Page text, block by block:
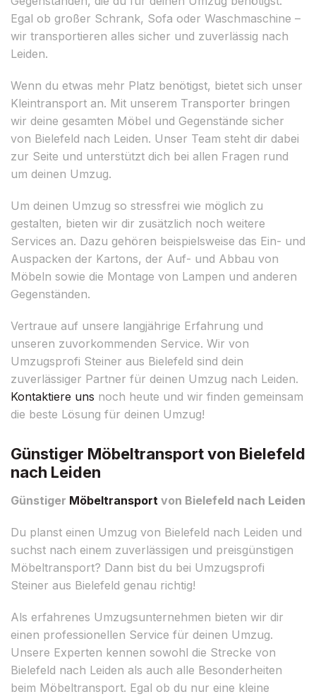
Egal ob großer Schrank, Sofa oder Waschmaschine –
wir transportieren alles sicher und zuverlässig nach
Leiden.
Wenn du etwas mehr Platz benötigst, bietet sich unser
Kleintransport an. Mit unserem Transporter bringen
wir deine gesamten Möbel und Gegenstände sicher
von Bielefeld nach Leiden. Unser Team steht dir dabei
zur Seite und unterstützt dich bei allen Fragen rund
um deinen Umzug.
Um deinen Umzug so stressfrei wie möglich zu
gestalten, bieten wir dir zusätzlich noch weitere
Services an. Dazu gehören beispielsweise das Ein- und
Auspacken der Kartons, der Auf- und Abbau von
Möbeln sowie die Montage von Lampen und anderen
Gegenständen.
Vertraue auf unsere langjährige Erfahrung und
unseren zuvorkommenden Service. Wir von
Umzugsprofi Steiner aus Bielefeld sind dein
zuverlässiger Partner für deinen Umzug nach Leiden.
Kontaktiere uns noch heute und wir finden gemeinsam
die beste Lösung für deinen Umzug!
Günstiger Möbeltransport von Bielefeld
nach Leiden
Günstiger Möbeltransport von Bielefeld nach Leiden
Du planst einen Umzug von Bielefeld nach Leiden und
suchst nach einem zuverlässigen und preisgünstigen
Möbeltransport? Dann bist du bei Umzugsprofi
Steiner aus Bielefeld genau richtig!
Als erfahrenes Umzugsunternehmen bieten wir dir
einen professionellen Service für deinen Umzug.
Unsere Experten kennen sowohl die Strecke von
Bielefeld nach Leiden als auch alle Besonderheiten
beim Möbeltransport. Egal ob du nur eine kleine